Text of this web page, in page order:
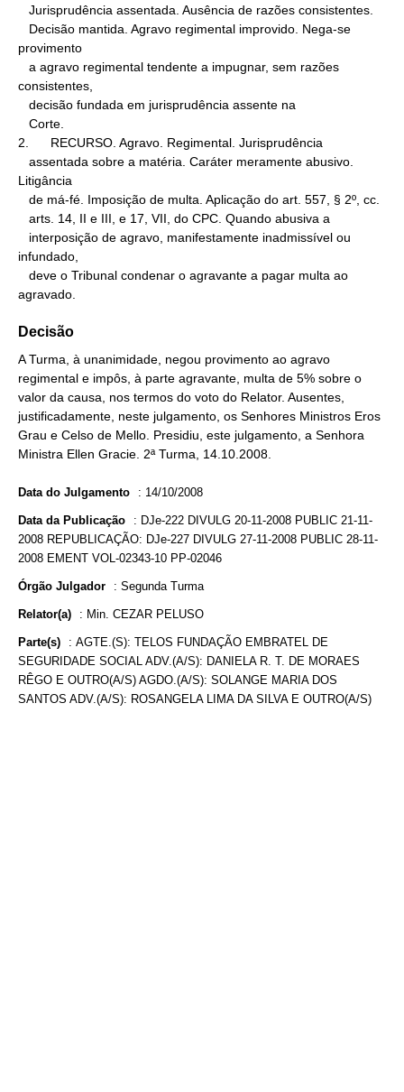
provimento
consistentes,
2.      RECURSO. Agravo. Regimental. Jurisprudência
Litigância
infundado,
agravado.
Decisão
A Turma, à unanimidade, negou provimento ao agravo
regimental e impôs, à parte agravante, multa de 5% sobre o
valor da causa, nos termos do voto do Relator. Ausentes,
justificadamente, neste julgamento, os Senhores Ministros Eros
Grau e Celso de Mello. Presidiu, este julgamento, a Senhora
Ministra Ellen Gracie. 2ª Turma, 14.10.2008.
Data do Julgamento : 14/10/2008
Data da Publicação : DJe-222 DIVULG 20-11-2008 PUBLIC 21-11-
2008 REPUBLICAÇÃO: DJe-227 DIVULG 27-11-2008 PUBLIC 28-11-
2008 EMENT VOL-02343-10 PP-02046
Órgão Julgador : Segunda Turma
Relator(a) : Min. CEZAR PELUSO
Parte(s) : AGTE.(S): TELOS FUNDAÇÃO EMBRATEL DE
SEGURIDADE SOCIAL ADV.(A/S): DANIELA R. T. DE MORAES
RÊGO E OUTRO(A/S) AGDO.(A/S): SOLANGE MARIA DOS
SANTOS ADV.(A/S): ROSANGELA LIMA DA SILVA E OUTRO(A/S)